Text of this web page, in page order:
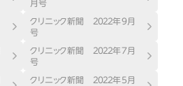
月号
クリニック新聞 ２０２２年9月
号
クリニック新聞 ２０２２年7月
号
クリニック新聞 ２０２２年5月